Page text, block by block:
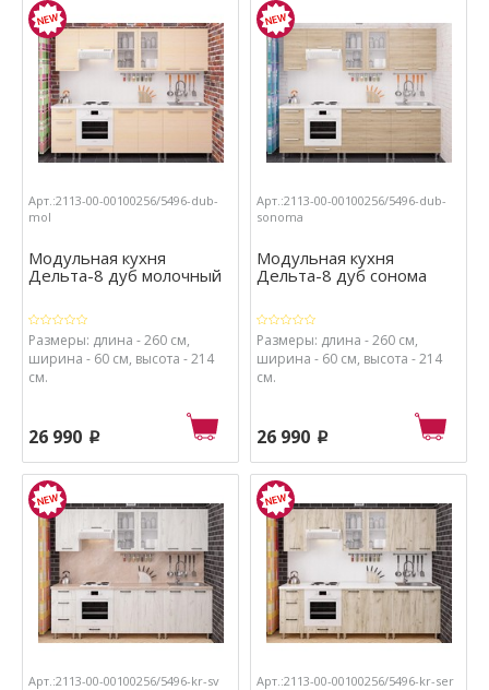
Арт.:2113-00-00100256/5496-dub-
mol
Модульная кухня
Дельта-8 дуб молочный
Размеры: длина - 260 см,
ширина - 60 см, высота - 214
см.
26 990 p
Арт.:2113-00-00100256/5496-dub-
sonoma
Модульная кухня
Дельта-8 дуб сонома
Размеры: длина - 260 см,
ширина - 60 см, высота - 214
см.
26 990 p
Арт.:2113-00-00100256/5496-kr-sv Арт.:2113-00-00100256/5496-kr-ser